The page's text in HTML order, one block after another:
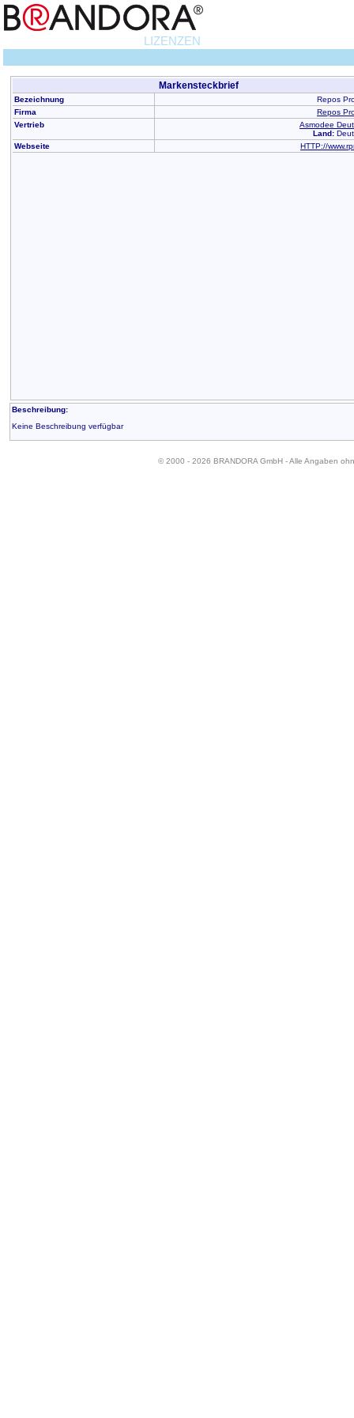
LIZENZEN
Markensteckbrief
Bezeichnung
Repos
Firma
Repos
Vertrieb
Asmodee
Land:
Webseite
HTTP://
Beschreibung:
Keine Beschreibung verfügbar
© 2000 - 2026 BRANDORA GmbH - Alle Angaben